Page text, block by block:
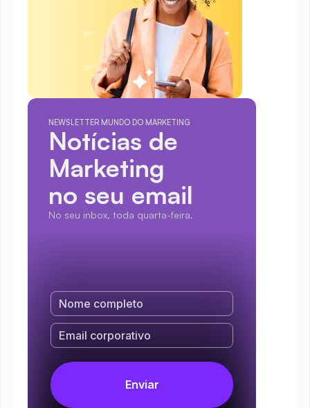
NEWSLETTER MUNDO DO MARKETING
Notícias de
Marketing
no seu email
No seu inbox, toda quarta-feira.